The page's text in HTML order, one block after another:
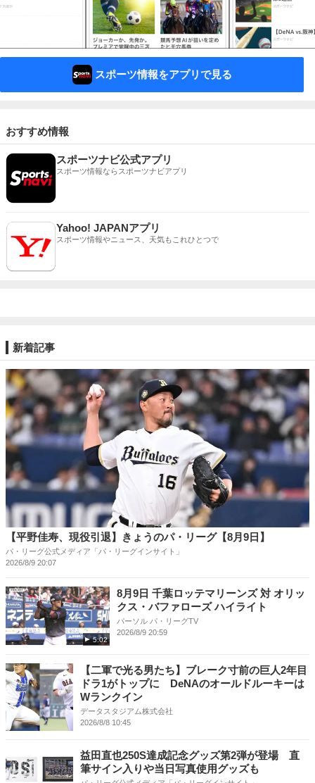
スポーツ情報をアプリで見る
おすすめ情報
スポーツナビ公式アプリ
スポーツ情報ならスポーツナビアプリ
Yahoo! JAPANアプリ
スポーツ情報やニュース、天気もこれひとつで
新着記事
【平野佳寿、現役引退】きょうのパ・リーグ【8月9日】
パ・リーグ公式メディア「パ・リーグインサイト」
2026/8/9 20:07
5:02
8月9日 千葉ロッテマリーンズ 対 オリッ
クス・バファローズ ハイライト
パーソル パ・リーグTV
2026/8/9 20:59
【二軍で光る男たち】ブレーク寸前の巨人2年目
ドラ1がトップに DeNAのオールドルーキーは
Wランクイン
データスタジアム株式会社
2026/8/8 10:45
益田直也250S達成記念グッズ第2弾が登場 直
筆サイン入りや当日写真使用グッズも